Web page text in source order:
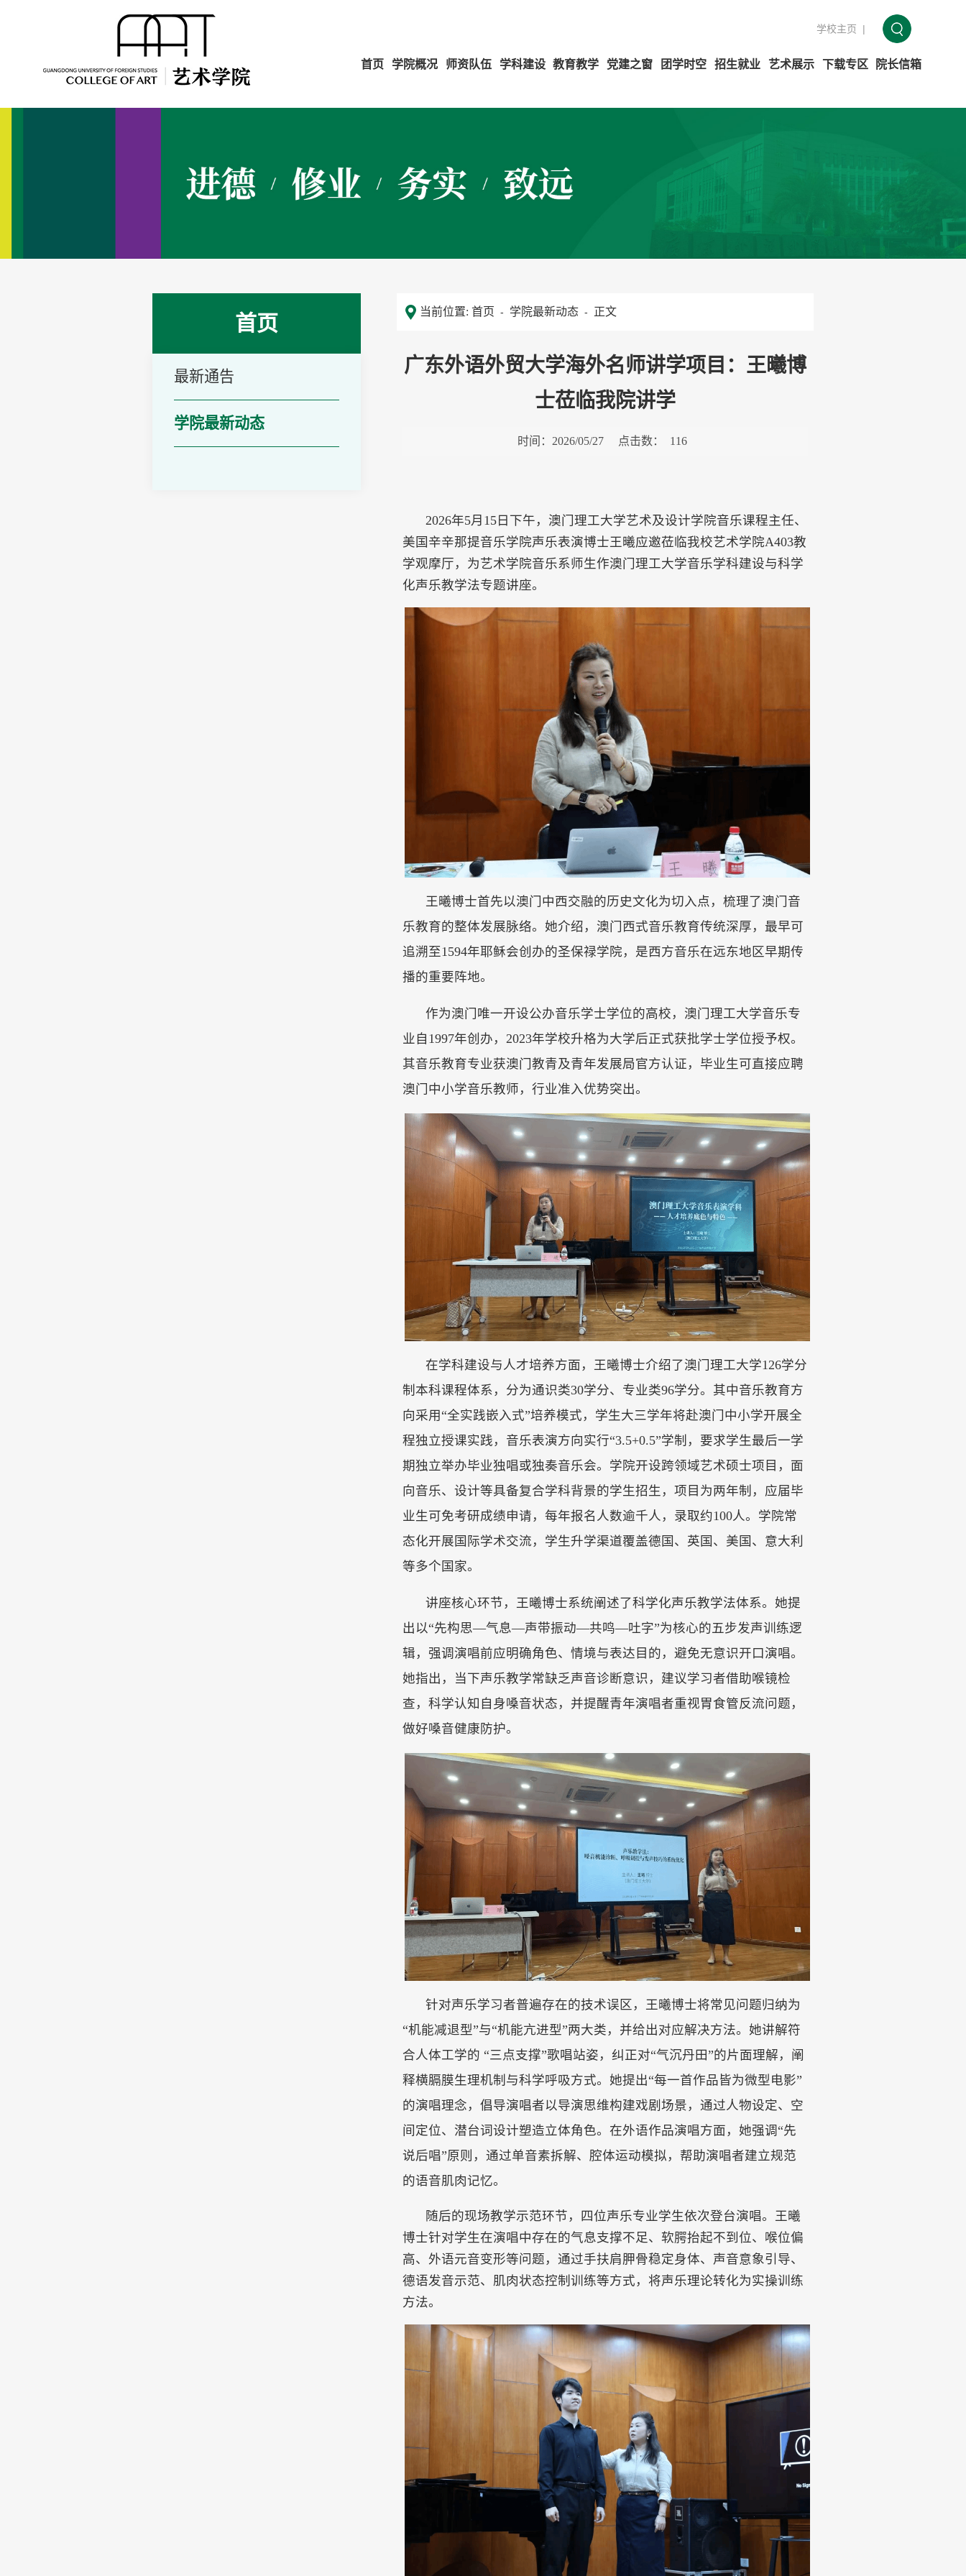
学校主页 |
首页 学院概况 师资队伍 学科建设 教育教学 党建之窗 团学时空 招生就业 艺术展示 下载专区 院长信箱
首页
最新通告
学院最新动态
当前位置: 首页 - 学院最新动态 - 正文
广东外语外贸大学海外名师讲学项目：王曦博
士莅临我院讲学
时间： 2026/05/27 点击数： 116
2026年5月15日下午，澳门理工大学艺术及设计学院音乐课程主任、
美国辛辛那提音乐学院声乐表演博士王曦应邀莅临我校艺术学院A403教
学观摩厅，为艺术学院音乐系师生作澳门理工大学音乐学科建设与科学
化声乐教学法专题讲座。
王曦博士首先以澳门中西交融的历史文化为切入点，梳理了澳门音
乐教育的整体发展脉络。她介绍，澳门西式音乐教育传统深厚，最早可
追溯至1594年耶稣会创办的圣保禄学院，是西方音乐在远东地区早期传
播的重要阵地。
作为澳门唯一开设公办音乐学士学位的高校，澳门理工大学音乐专
业自 1997年创办，2023年学校升格为大学后正式获批学士学位授予权。
其音乐教育专业获澳门教青及青年发展局官方认证，毕业生可直接应聘
澳门中小学音乐教师，行业准入优势突出。
在学科建设与人才培养方面，王曦博士介绍了澳门理工大学126学分
制本科课程体系，分为通识类30学分、专业类96学分。其中音乐教育方
向采用“全实践嵌入式”培养模式，学生大三学年将赴澳门中小学开展全
程独立授课实践，音乐表演方向实行“3.5+0.5”学制，要求学生最后一学
期独立举办毕业独唱或独奏音乐会。学院开设跨领域艺术硕士项目，面
向音乐、设计等具备复合学科背景的学生招生，项目为两年制，应届毕
业生可免考研成绩申请，每年报名人数逾千人，录取约100人。学院常
态化开展国际学术交流，学生升学渠道覆盖德国、英国、美国、意大利
等多个国家。
讲座核心环节，王曦博士系统阐述了科学化声乐教学法体系。她提
出以“先构思—气息—声带振动—共鸣—吐字”为核心的五步发声训练逻
辑，强调演唱前应明确角色、情境与表达目的，避免无意识开口演唱。
她指出，当下声乐教学常缺乏声音诊断意识，建议学习者借助喉镜检
查，科学认知自身嗓音状态，并提醒青年演唱者重视胃食管反流问题，
做好嗓音健康防护。
针对声乐学习者普遍存在的技术误区，王曦博士将常见问题归纳为
“机能减退型”与“机能亢进型”两大类，并给出对应解决方法。她讲解符
合人体工学的 “三点支撑”歌唱站姿，纠正对“气沉丹田”的片面理解，阐
释横膈膜生理机制与科学呼吸方式。她提出“每一首作品皆为微型电影”
的演唱理念，倡导演唱者以导演思维构建戏剧场景，通过人物设定、空
间定位、潜台词设计塑造立体角色。在外语作品演唱方面，她强调“先
说后唱”原则，通过单音素拆解、腔体运动模拟，帮助演唱者建立规范
的语音肌肉记忆。
随后的现场教学示范环节，四位声乐专业学生依次登台演唱。王曦
博士针对学生在演唱中存在的气息支撑不足、软腭抬起不到位、喉位偏
高、外语元音变形等问题，通过手扶肩胛骨稳定身体、声音意象引导、
德语发音示范、肌肉状态控制训练等方式，将声乐理论转化为实操训练
方法。